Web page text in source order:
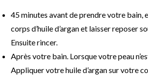
45 minutes avant de prendre votre bain,
corps d’huile d’argan et laisser reposer
Ensuite rincer.
Après votre bain. Lorsque votre peau
Appliquer votre huile d’argan sur votre